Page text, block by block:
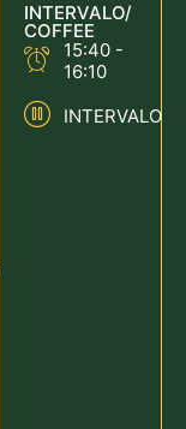
INTERVALO/
COFFEE
15:40 -
16:10
INTERVALO